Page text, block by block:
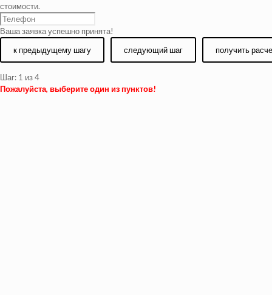
стоимости.
Ваша заявка успешно принята!
к предыдущему шагу
следующий шаг получить
Шаг: 1 из 4
Пожалуйста, выберите один из пунктов!